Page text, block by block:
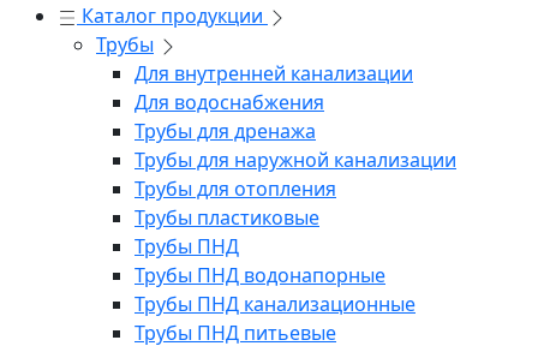
Каталог продукции
Трубы
Для внутренней канализации
Для водоснабжения
Трубы для дренажа
Трубы для наружной канализации
Трубы для отопления
Трубы пластиковые
Трубы ПНД
Трубы ПНД водонапорные
Трубы ПНД канализационные
Трубы ПНД питьевые